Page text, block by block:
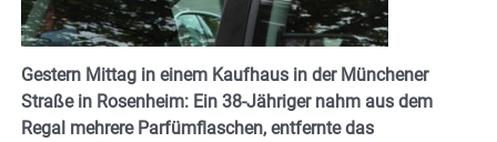
Gestern Mittag in einem Kaufhaus in der Münchener
Straße in Rosenheim: Ein 38-Jähriger nahm aus dem
Regal mehrere Parfümflaschen, entfernte das